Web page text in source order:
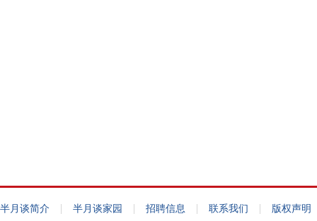
半月谈简介 | 半月谈家园 | 招聘信息 | 联系我们 | 版权声明